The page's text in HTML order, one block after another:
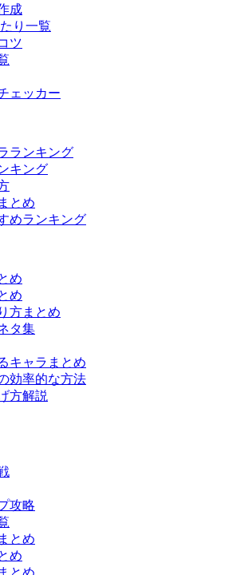
成
り一覧
ツ
ェッカー
ランキング
キング
とめ
めランキング
め
め
方まとめ
タ集
キャラまとめ
効率的な方法
方解説
攻略
とめ
め
とめ